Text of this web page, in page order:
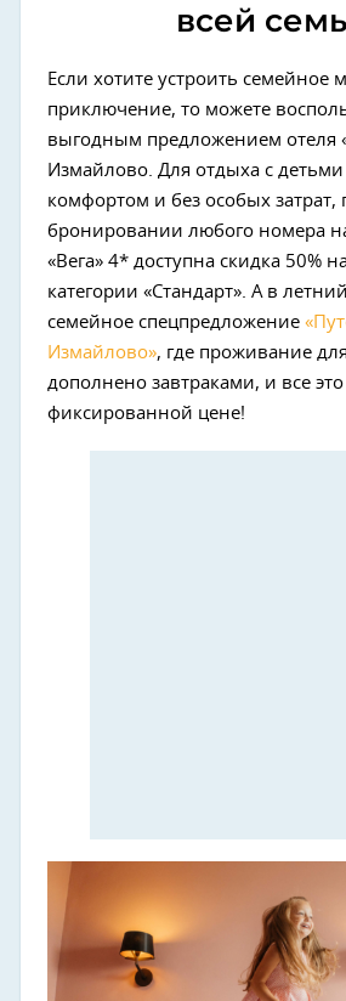
всей
Если хотите устроить семейное
приключение, то можете
выгодным предложением отеля
Измайлово. Для отдыха с
комфортом и без особых затрат,
бронировании любого номера
«Вега» 4* доступна скидка 50%
категории «Стандарт». А в
семейное спецпредложение
Измайлово», где проживание
дополнено завтраками, и все
фиксированной цене!